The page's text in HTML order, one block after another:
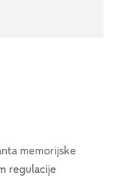
memorijske
regulacije